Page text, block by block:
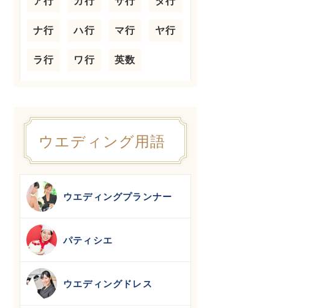
ナ行 ハ行 マ行 ヤ行
ラ行 ワ行 英数
ウエディング用語
ウエディングプランナー
パティシエ
ウエディングドレス